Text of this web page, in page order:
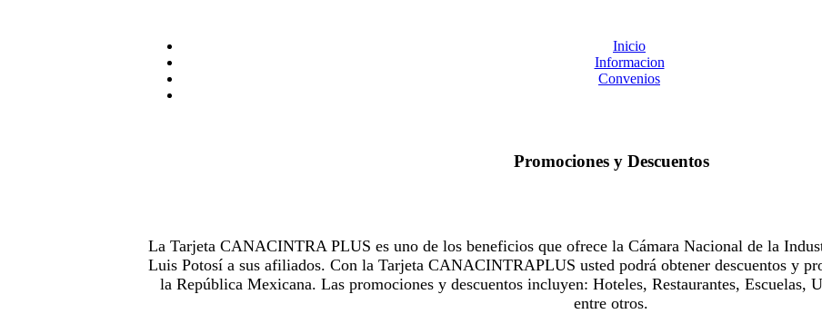
Inicio
Informacion
Convenios
Promociones y Descuentos
La Tarjeta CANACINTRA PLUS es uno de los beneficios que ofrece la Cámara Nacional de la
Luis Potosí a sus afiliados. Con la Tarjeta CANACINTRAPLUS usted podrá obtener descuentos y
la República Mexicana. Las promociones y descuentos incluyen: Hoteles, Restaurantes, Escuelas,
entre otros.